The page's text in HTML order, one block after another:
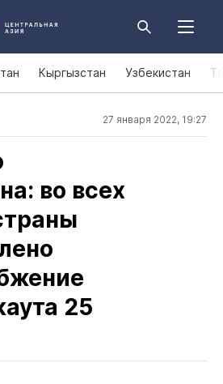
Кыргызстан Узбекистан
27 января 2022, 19:27
во всех
25